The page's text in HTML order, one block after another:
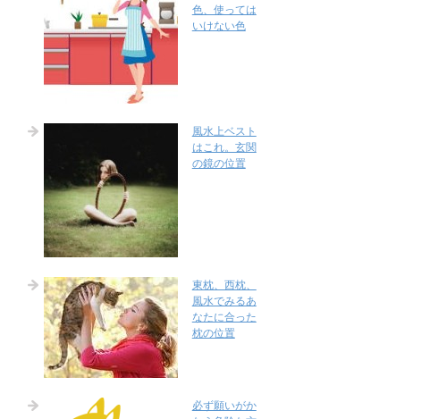
色、使っては
いけない色
風水上ベスト
はこれ。玄関
の鏡の位置
東枕、西枕、
風水でみるあ
なたに合った
枕の位置
必ず願いがか